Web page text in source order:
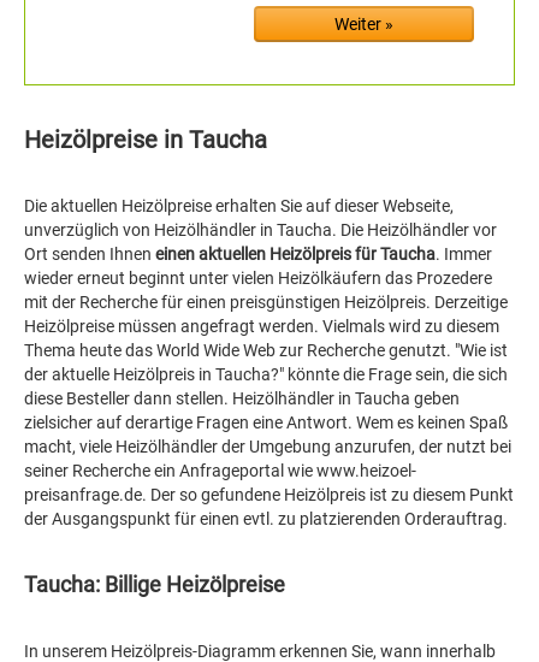
Heizölpreise in Taucha
Die aktuellen Heizölpreise erhalten Sie auf dieser Webseite,
unverzüglich von Heizölhändler in Taucha. Die Heizölhändler vor
Ort senden Ihnen einen aktuellen Heizölpreis für Taucha. Immer
wieder erneut beginnt unter vielen Heizölkäufern das Prozedere
mit der Recherche für einen preisgünstigen Heizölpreis. Derzeitige
Heizölpreise müssen angefragt werden. Vielmals wird zu diesem
Thema heute das World Wide Web zur Recherche genutzt. "Wie ist
der aktuelle Heizölpreis in Taucha?" könnte die Frage sein, die sich
diese Besteller dann stellen. Heizölhändler in Taucha geben
zielsicher auf derartige Fragen eine Antwort. Wem es keinen Spaß
macht, viele Heizölhändler der Umgebung anzurufen, der nutzt bei
seiner Recherche ein Anfrageportal wie www.heizoel-
preisanfrage.de. Der so gefundene Heizölpreis ist zu diesem Punkt
der Ausgangspunkt für einen evtl. zu platzierenden Orderauftrag.
Taucha: Billige Heizölpreise
In unserem Heizölpreis-Diagramm erkennen Sie, wann innerhalb